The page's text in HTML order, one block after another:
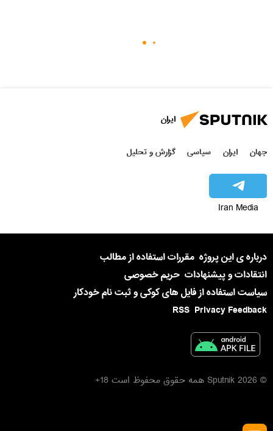
ایران
جهان ایران سیاسی گزارش و تحلیل
Iran Media
درباره ی این پروژه مقررات استفاده از مطالب
انتقادات و پیشنهادات حریم خصوصی
سیاست استفاده از فایل های کوکی و ثبت نام خودکار
Privacy Feedback
RSS
© 2026 Sputnik همه حقوق محفوظ است 18+